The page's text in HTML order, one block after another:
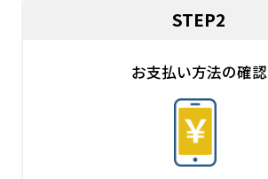
STEP2
お支払い方法の確認